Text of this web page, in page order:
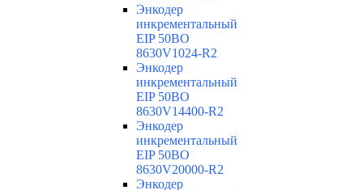
Энкодер
инкрементальный
EIP 50BO
8630V1024-R2
Энкодер
инкрементальный
EIP 50BO
8630V14400-R2
Энкодер
инкрементальный
EIP 50BO
8630V20000-R2
Энкодер